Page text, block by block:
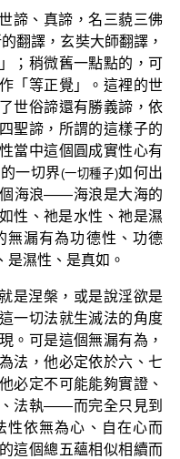
諦、真諦，名三藐三佛
翻譯，玄奘大師翻譯，
；稍微舊一點點的，可
「等正覺」。這裡的世
世俗諦還有勝義諦，依
聖諦，所謂的這樣子的
當中這個圓成實性心有
一切界(一切種子)如何出
個海浪——海浪是大海的
性、祂是水性、祂是濕
無漏有為功德性、功德
是濕性、是真如。
是涅槃，或是說淫欲是
一切法就生滅法的角度
。可是這個無漏有為，
法，他必定依於六、七
必定不可能能夠實證、
法執——而完全只見到
性依無為心、自在心而
這個總五蘊相似相續而